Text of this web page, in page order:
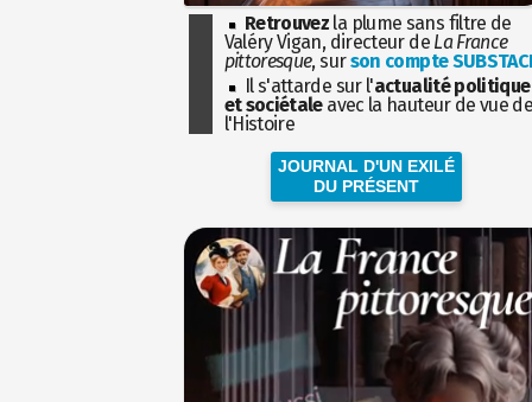
Retrouvez la plume sans filtre de
Valéry Vigan, directeur de La France
pittoresque, surson compte
Il s'attarde sur l'actualité politique
et sociétaleavec la hauteur de vue
l'Histoire
JOURNAL D'UN EXILÉ
DU PRÉSENT